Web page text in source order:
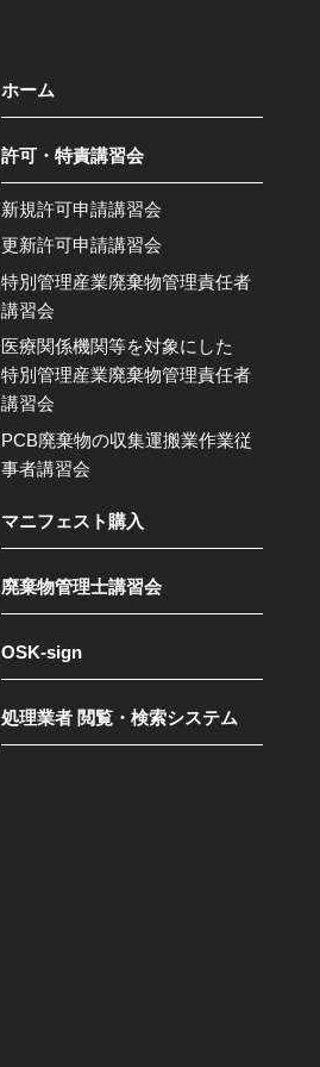
ホーム
許可・特責講習会
新規許可申請講習会
更新許可申請講習会
特別管理産業廃棄物管理責任者
講習会
医療関係機関等を対象にした
特別管理産業廃棄物管理責任者
講習会
PCB廃棄物の収集運搬業作業従
事者講習会
マニフェスト購入
廃棄物管理士講習会
OSK-sign
処理業者 閲覧・検索システム